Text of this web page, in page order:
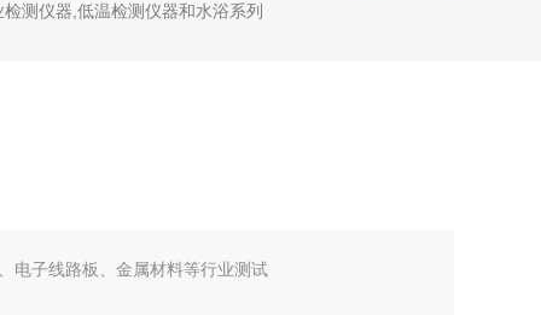
测仪器,低温检测仪器和水浴系列
电子线路板、金属材料等行业测试